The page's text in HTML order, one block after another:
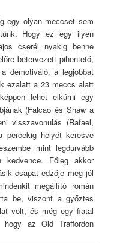
egy olyan meccset sem
Hogy ez egy ilyen
cseréi nyakig benne
betervezett pihentető,
demotiváló, a legjobbat
ezalatt a 23 meccs alatt
lehet elkúrni egy
(Falcao és Shaw a
visszavonulás (Rafael,
helyét keresve
mint legdurvább
kedvence. Főleg akkor
csapat edzője meg jól
megállító román
be, viszont a győztes
volt, és még egy fiatal
az Old Traffordon